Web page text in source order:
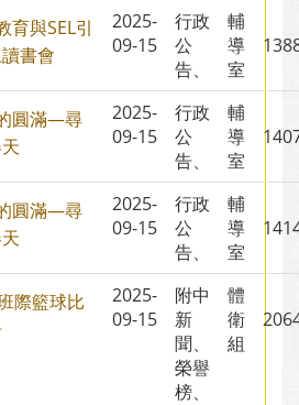
育與SEL引
書會
2025-
09-15
行政
公
告、
輔
導
室
圓滿—尋
2025-
09-15
行政
公
告、
輔
導
室
圓滿—尋
2025-
09-15
行政
公
告、
輔
導
室
際籃球比
2025-
09-15
附中
新
聞、
榮譽
榜、
體
衛
組